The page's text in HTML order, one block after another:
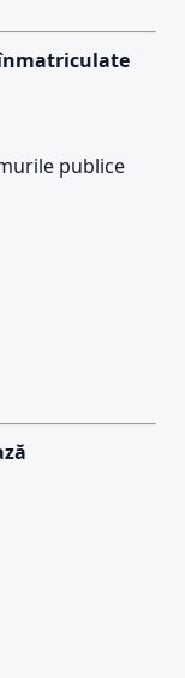
înmatriculate
publice